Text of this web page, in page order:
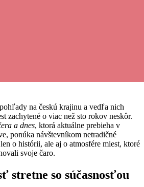
na českú krajinu a vedľa nich
zachytené o viac než sto rokov neskôr.
a dnes, ktorá aktuálne prebieha v
ponúka návštevníkom netradičné
o histórii, ale aj o atmosfére miest, ktoré
svoje čaro.
stretne so súčasnosťou